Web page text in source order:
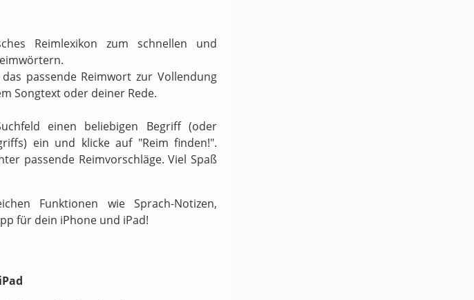
Reimlexikon zum schnellen und
passende Reimwort zur Vollendung
Songtext oder deiner Rede.
einen beliebigen Begriff (oder
ein und klicke auf "Reim finden!".
passende Reimvorschläge. Viel Spaß
Funktionen wie Sprach-Notizen,
für dein iPhone und iPad!